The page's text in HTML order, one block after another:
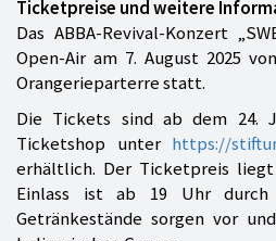
Ticketpreise und weitere
Das ABBA-Revival-Konzert
Open-Air am 7. August 2025
Orangerieparterre statt.
Die Tickets sind ab dem 24.
Ticketshop unter https://
erhältlich. Der Ticketpreis
Einlass ist ab 19 Uhr durch
Getränkestände sorgen vor